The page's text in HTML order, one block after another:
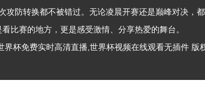
防转换都不被错过。无论凌晨开赛还是巅峰对决，
比赛的地方，更是感受激情、分享热爱的舞台。
杯免费实时高清直播,世界杯视频在线观看无插件 版